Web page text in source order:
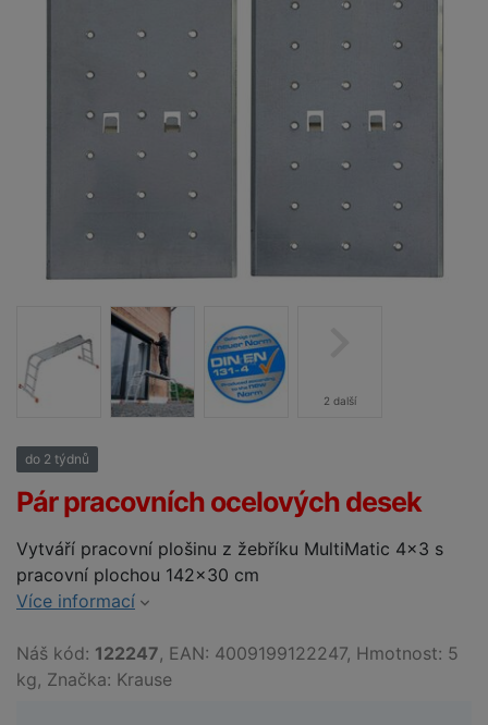
2 další
do 2 týdnů
Pár pracovních ocelových desek
Vytváří pracovní plošinu z žebříku MultiMatic 4x3 s
pracovní plochou 142x30 cm
Více informací
Náš kód: 122247, EAN: 4009199122247, Hmotnost: 5
kg, Značka: Krause